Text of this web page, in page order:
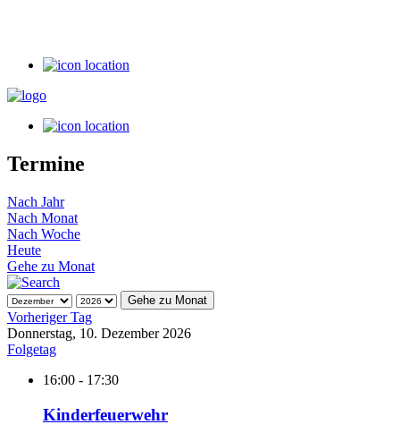
Termine
Nach Jahr
Nach Monat
Nach Woche
Heute
Gehe zu Monat
Gehe zu Monat
Vorheriger Tag
Donnerstag, 10. Dezember 2026
Folgetag
16:00 - 17:30
Kinderfeuerwehr